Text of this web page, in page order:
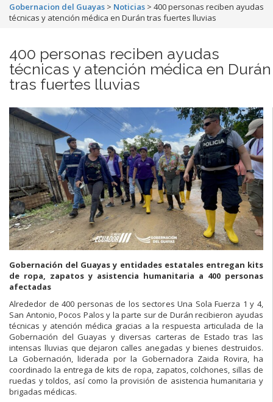
Gobernacion del Guayas > Noticias > 400 personas reciben ayudas
técnicas y atención médica en Durán tras fuertes lluvias
400 personas reciben ayudas
técnicas y atención médica en Durán
tras fuertes lluvias
Gobernación del Guayas y entidades estatales entregan kits
de ropa, zapatos y asistencia humanitaria a 400 personas
afectadas
Alrededor de 400 personas de los sectores Una Sola Fuerza 1 y 4,
San Antonio, Pocos Palos y la parte sur de Durán recibieron ayudas
técnicas y atención médica gracias a la respuesta articulada de la
Gobernación del Guayas y diversas carteras de Estado tras las
intensas lluvias que dejaron calles anegadas y bienes destruidos.
La Gobernación, liderada por la Gobernadora Zaida Rovira, ha
coordinado la entrega de kits de ropa, zapatos, colchones, sillas de
ruedas y toldos, así como la provisión de asistencia humanitaria y
brigadas médicas.